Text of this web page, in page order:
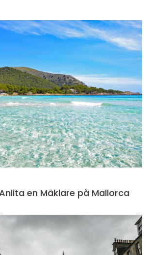
en Mäklare på Mallorca